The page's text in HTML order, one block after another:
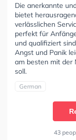
Die anerkannte
bietet
verlässlichen
perfekt für
und qualifiziert
Angst und Panik
am besten mit der
soll.
German
43